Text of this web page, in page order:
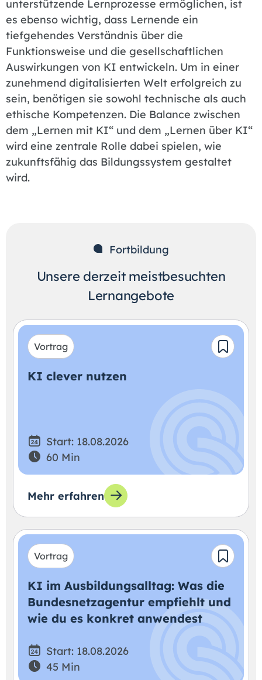
unterstützende Lernprozesse ermöglichen, ist
es ebenso wichtig, dass Lernende ein
tiefgehendes Verständnis über die
Funktionsweise und die gesellschaftlichen
Auswirkungen von KI entwickeln. Um in einer
zunehmend digitalisierten Welt erfolgreich zu
sein, benötigen sie sowohl technische als auch
ethische Kompetenzen. Die Balance zwischen
dem „Lernen mit KI“ und dem „Lernen über KI“
wird eine zentrale Rolle dabei spielen, wie
zukunftsfähig das Bildungssystem gestaltet
wird.
Fortbildung
Unsere derzeit meistbesuchten
Lernangebote
Vortrag
KI clever nutzen
Start: 18.08.2026
60 Min
Mehr erfahren
Vortrag
KI im Ausbildungsalltag: Was die
Bundesnetzagentur empfiehlt und
wie du es konkret anwendest
Start: 18.08.2026
45 Min